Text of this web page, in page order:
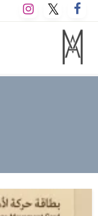
التخطي
إلى
المحتوى
M A hotels | إم ايه هوتيلز
الموقع الأول